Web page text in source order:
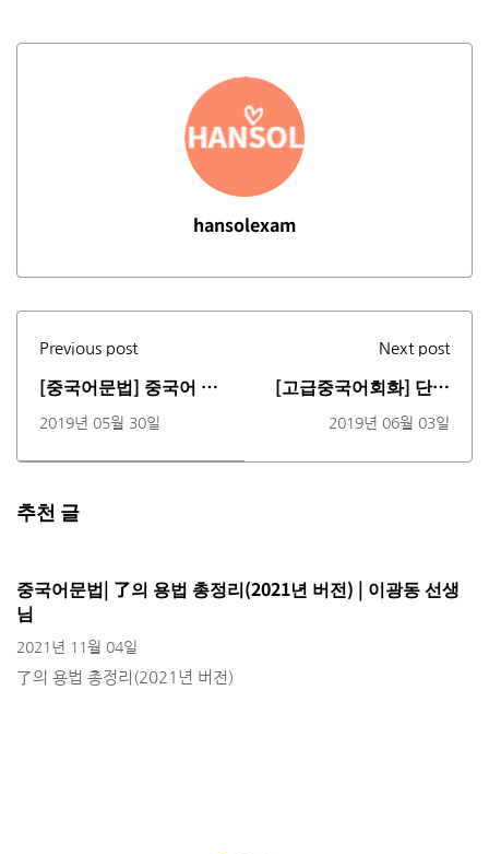
hansolexam
Previous post
[중국어문법] 중국어 어
순에 따라 달라지는 뜻!
(동영상)
2019년 05월 30일
Next post
[고급중국어회화] 단어
"就"의 특별용법(동영
상)
2019년 06월 03일
추천 글
중국어문법| 了의 용법 총정리(2021년 버전) | 이광동 선생
님
2021년 11월 04일
了의 용법 총정리(2021년 버전)